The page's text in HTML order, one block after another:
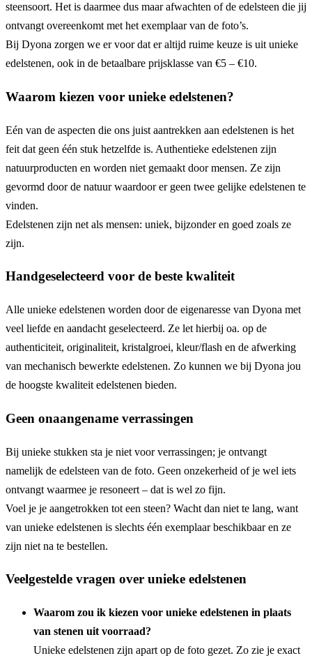
steensoort. Het is daarmee dus maar afwachten of de edelsteen die jij
ontvangt overeenkomt met het exemplaar van de foto’s.
Bij Dyona zorgen we er voor dat er altijd ruime keuze is uit unieke
edelstenen, ook in de betaalbare prijsklasse van €5 – €10.
Waarom kiezen voor unieke edelstenen?
Eén van de aspecten die ons juist aantrekken aan edelstenen is het
feit dat geen één stuk hetzelfde is. Authentieke edelstenen zijn
natuurproducten en worden niet gemaakt door mensen. Ze zijn
gevormd door de natuur waardoor er geen twee gelijke edelstenen te
vinden.
Edelstenen zijn net als mensen: uniek, bijzonder en goed zoals ze
zijn.
Handgeselecteerd voor de beste kwaliteit
Alle unieke edelstenen worden door de eigenaresse van Dyona met
veel liefde en aandacht geselecteerd. Ze let hierbij oa. op de
authenticiteit, originaliteit, kristalgroei, kleur/flash en de afwerking
van mechanisch bewerkte edelstenen. Zo kunnen we bij Dyona jou
de hoogste kwaliteit edelstenen bieden.
Geen onaangename verrassingen
Bij unieke stukken sta je niet voor verrassingen; je ontvangt
namelijk de edelsteen van de foto. Geen onzekerheid of je wel iets
ontvangt waarmee je resoneert – dat is wel zo fijn.
Voel je je aangetrokken tot een steen? Wacht dan niet te lang, want
van unieke edelstenen is slechts één exemplaar beschikbaar en ze
zijn niet na te bestellen.
Veelgestelde vragen over unieke edelstenen
Waarom zou ik kiezen voor unieke edelstenen in plaats
van stenen uit voorraad?
Unieke edelstenen zijn apart op de foto gezet. Zo zie je exact